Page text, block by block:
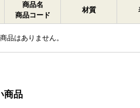
商品名
商品コード
材質
品はありません。
商品